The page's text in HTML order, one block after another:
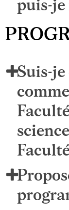
puis-je
Suis-